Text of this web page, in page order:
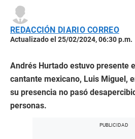
REDACCIÓN DIARIO CORREO
Actualizado el 25/02/2024, 06:30 p.m.
Andrés Hurtado estuvo presente
cantante mexicano, Luis Miguel,
su presencia no pasó
personas.